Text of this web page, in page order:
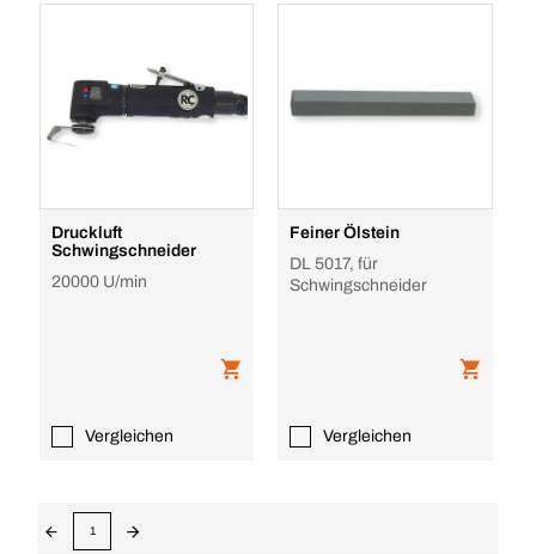
Druckluft
Schwingschneider
20000 U/min
Vergleichen
Feiner Ölstein
DL 5017, für
Schwingschneider
Vergleichen
1